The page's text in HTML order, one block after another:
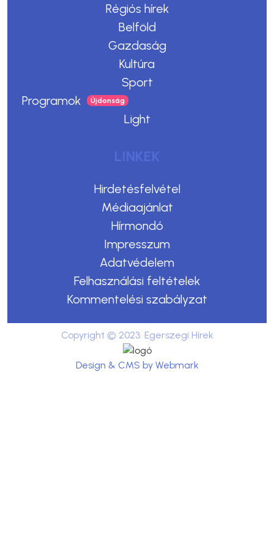
Régiós hírek
Belföld
Gazdaság
Kultúra
Sport
Programok
Light
LINKEK
Hirdetésfelvétel
Médiaajánlat
Hírmondó
Impresszum
Adatvédelem
Felhasználási feltételek
Kommentelési szabályzat
Copyright © 2023. Egerszegi Hírek
Design & CMS by Webmark